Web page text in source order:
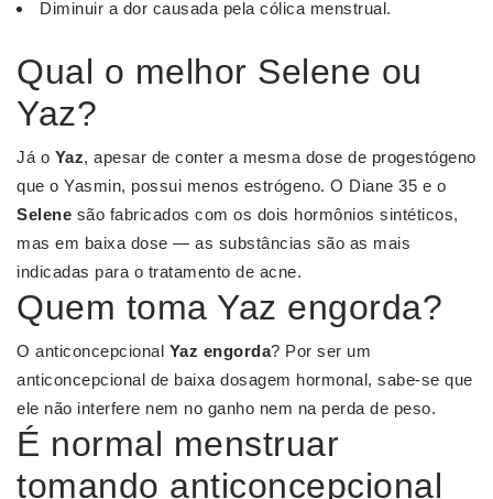
Diminuir a dor causada pela cólica menstrual.
Qual o melhor Selene ou
Yaz?
Já o Yaz, apesar de conter a mesma dose de progestógeno
que o Yasmin, possui menos estrógeno. O Diane 35 e o
Selene são fabricados com os dois hormônios sintéticos,
mas em baixa dose — as substâncias são as mais
indicadas para o tratamento de acne.
Quem toma Yaz engorda?
O anticoncepcional Yaz engorda? Por ser um
anticoncepcional de baixa dosagem hormonal, sabe-se que
ele não interfere nem no ganho nem na perda de peso.
É normal menstruar
tomando anticoncepcional